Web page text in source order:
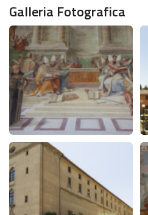
Galleria Fotografica